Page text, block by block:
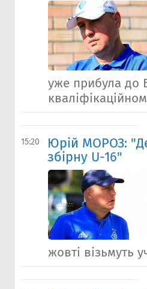
уже прибула до
15:20
Юрій МОРОЗ:
збірну U-16"
жовті візьмуть